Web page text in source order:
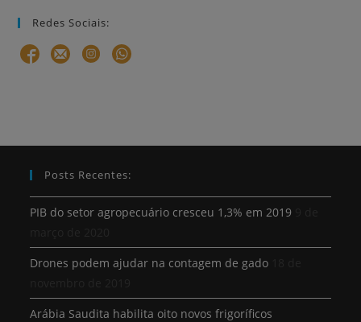
Redes Sociais:
Posts Recentes:
PIB do setor agropecuário cresceu 1,3% em 2019
Drones podem ajudar na contagem de gado
Arábia Saudita habilita oito novos frigoríficos